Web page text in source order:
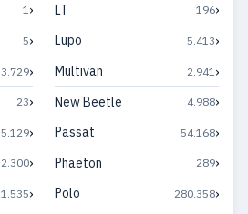
1›
5›
3.729›
23›
5.129›
2.300›
1.535›
LT 196›
Lupo 5.413›
Multivan 2.941 ›
New Beetle 4.988›
Passat 54.168›
Phaeton 289›
Polo 280.358›